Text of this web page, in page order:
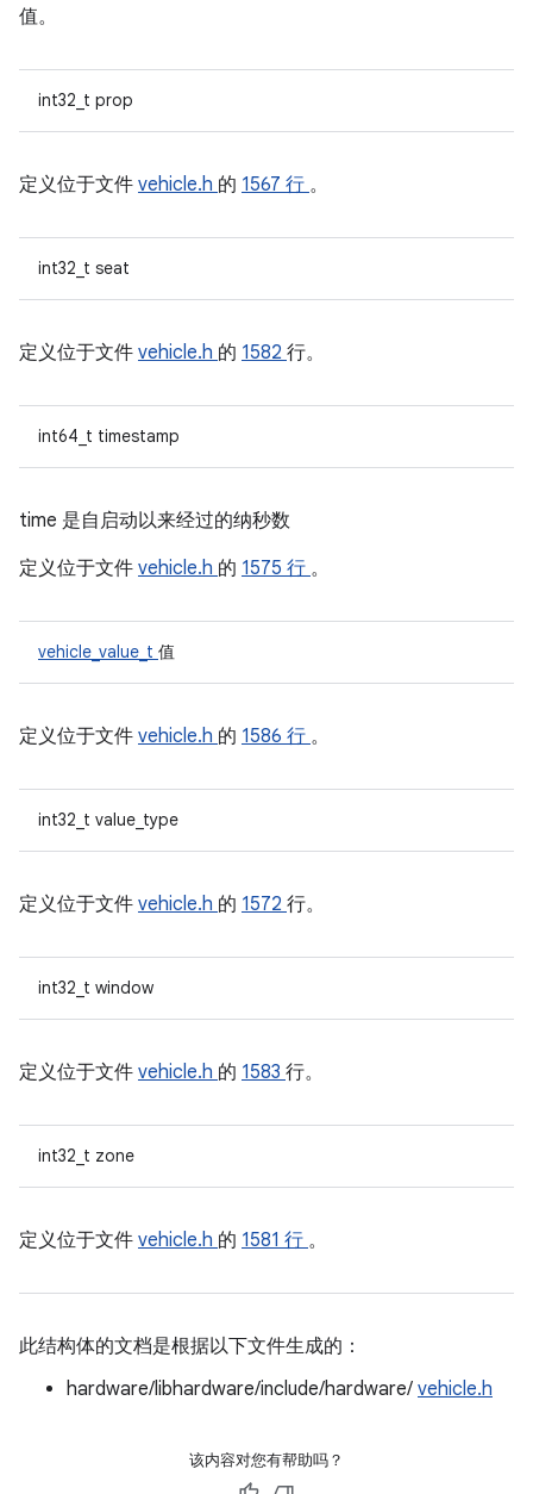
值。
int32_t prop
定义位于文件 vehicle.h 的 1567 行 。
int32_t seat
定义位于文件 vehicle.h 的 1582 行。
int64_t timestamp
time 是自启动以来经过的纳秒数
定义位于文件 vehicle.h 的 1575 行 。
vehicle_value_t 值
定义位于文件 vehicle.h 的 1586 行 。
int32_t value_type
定义位于文件 vehicle.h 的 1572 行。
int32_t window
定义位于文件 vehicle.h 的 1583 行。
int32_t zone
定义位于文件 vehicle.h 的 1581 行 。
此结构体的文档是根据以下文件生成的：
hardware/libhardware/include/hardware/ vehicle.h
该内容对您有帮助吗？